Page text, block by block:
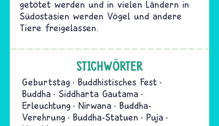
getötet werden und in vielen Ländern in
Südostasien werden Vögel und andere
Tiere freigelassen.
STICHWÖRTER
Geburtstag
Buddhistisches Fest
Buddha
Siddharta Gautama
Erleuchtung
Nirwana
Buddha-
Verehrung
Buddha-Statuen
Puja